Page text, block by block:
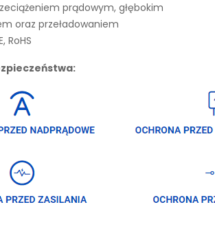
prądowym, głębokim
oraz przeładowaniem
RoHS